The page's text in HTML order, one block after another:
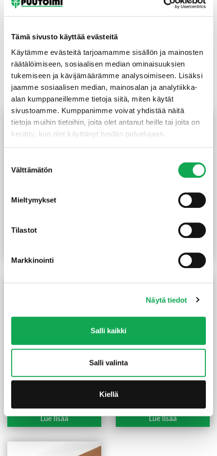
Tämä sivusto käyttää evästeitä
Käytämme evästeitä tarjoamamme sisällön ja mainosten
räätälöimiseen, sosiaalisen median ominaisuuksien
tukemiseen ja kävijämäärämme analysoimiseen. Lisäksi
jaamme sosiaalisen median, mainosalan ja analytiikka-
alan kumppaneillemme tietoja siitä, miten käytät
sivustoamme. Kumppanimme voivat yhdistää näitä
tietoja muihin tietoihin, joita olet antanut heille tai joita on
kerätty, kun olet käyttänyt heidän palvelujaan.
valinta
Välttämätön
Mieltymykset
Tilastot
Markkinointi
Näytä tiedot
Salli kaikki
Salli valinta
Kiellä
66204
Tutustu myös
SHP
1,90€/m
Höylätty kuusi 28X45 mm
Lue lisää
Lämpökäsitelty haapa
Lue lisää